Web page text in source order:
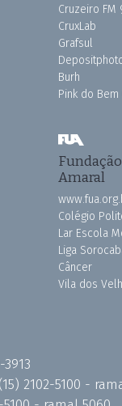
Cruzeiro FM
CruxLab
Grafsul
Burh
Pink do Bem
Amaral
Colégio
Lar Escola
Liga
Câncer
Vila dos
3913
(15) 2102-5100 -